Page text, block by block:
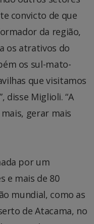
convicto de que
da região,
os atrativos do
os sul-mato-
que visitamos
disse Miglioli. “A
gerar mais
por um
e mais de 80
mundial, como as
de Atacama, no